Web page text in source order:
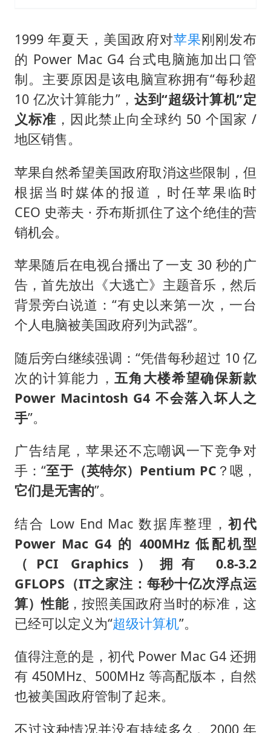
1999 年夏天，美国政府对苹果刚刚发布
的 Power Mac G4 台式电脑施加出口管
制。主要原因是该电脑宣称拥有“每秒超
10 亿次计算能力”， 达到“超级计算机”定
义标准 ，因此禁止向全球约 50 个国家 /
地区销售。
苹果自然希望美国政府取消这些限制，但
根据当时媒体的报道，时任苹果临时
CEO 史蒂夫 · 乔布斯抓住了这个绝佳的营
销机会。
苹果随后在电视台播出了一支 30 秒的广
告，首先放出《大逃亡》主题音乐，然后
背景旁白说道：“有史以来第一次，一台
个人电脑被美国政府列为武器”。
随后旁白继续强调：“凭借每秒超过 10 亿
次的计算能力，五角大楼希望确保新款
Power Macintosh G4 不会落入坏人之
手”。
广告结尾，苹果还不忘嘲讽一下竞争对
手：“至于（英特尔）Pentium PC ？嗯，
它们是无害的”。
结合 Low End Mac 数据库整理，初代
Power Mac G4 的 400MHz 低配机型
（PCI Graphics）拥有 0.8-3.2
GFLOPS（IT之家注：每秒十亿次浮点运
算）性能，按照美国政府当时的标准，这
已经可以定义为“超级计算机”。
值得注意的是，初代 Power Mac G4 还拥
有 450MHz、500MHz 等高配版本，自然
也被美国政府管制了起来。
不过这种情况并没有持续多久。2000 年